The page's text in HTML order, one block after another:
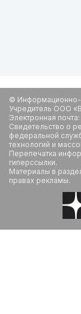
© Информационно-
Учредитель ООО
Электронная
Свидетельство о
федеральной
технологий и
Перепечатка
гиперссылки.
Материалы в
правах рекламы.